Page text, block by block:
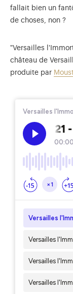
fallait bien un
de choses, non ?
"Versailles
château de
produite par